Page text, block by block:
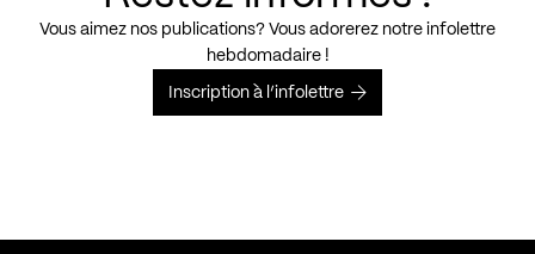
Vous aimez nos publications? Vous adorerez notre infolettre
hebdomadaire !
Inscription à l’infolettre